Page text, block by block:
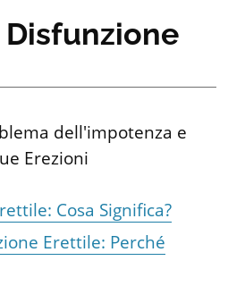
dell'impotenza e
Erezioni
Cosa Significa?
Erettile: Perché